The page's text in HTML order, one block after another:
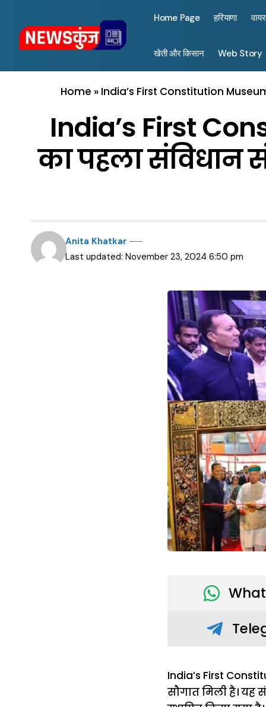
Home Page हरियाणा
खेती और किसान Web Story
Home » India’s First Constitution
India’s First
का पहला संविधान
Last updated: November 23, 2024 6:50 pm
Anita Khatkar
India’s First
सौगात मिली है। यह